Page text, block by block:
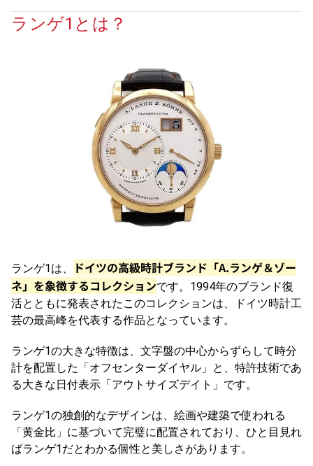
ランゲ1とは？
ランゲ1は、
ドイツの高級時計ブランド「A.ランゲ＆ゾー
ネ」を象徴するコレクションです。1994年のブランド復
活とともに発表されたこのコレクションは、ドイツ時計工
芸の最高峰を代表する作品となっています。
ランゲ1の大きな特徴は、文字盤の中心からずらして時分
計を配置した「オフセンターダイヤル」と、特許技術であ
る大きな日付表示「アウトサイズデイト」です。
ランゲ1の独創的なデザインは、絵画や建築で使われる
「黄金比」に基づいて完璧に配置されており、ひと目見れ
ばランゲ1だとわかる個性と美しさがあります。